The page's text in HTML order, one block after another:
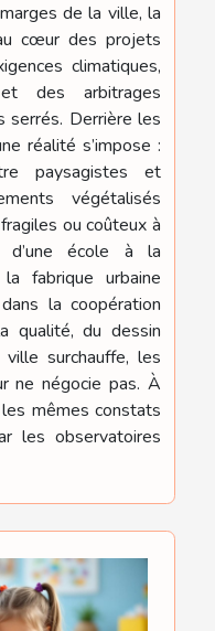
de la ville, la
cœur des projets
climatiques,
des arbitrages
serrés. Derrière les
réalité s’impose :
paysagistes et
végétalisés
ou coûteux à
d’une école à la
la fabrique urbaine
la coopération
qualité, du dessin
ville surchauffe, les
ne négocie pas. À
mêmes constats
les observatoires